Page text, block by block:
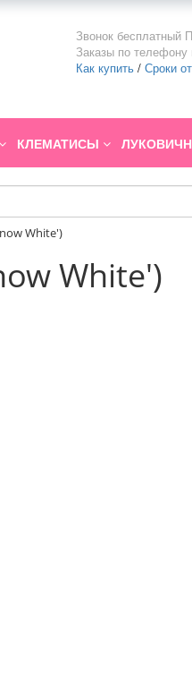
Звонок бесплатный
Заказы по
Как купить / Сроки
КЛЕМАТИСЫ
White')
White')